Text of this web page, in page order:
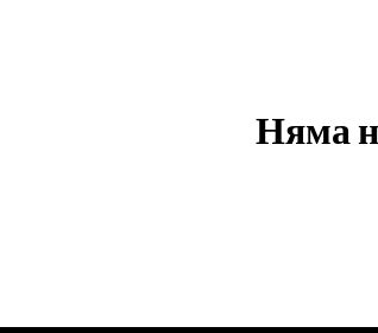
Няма